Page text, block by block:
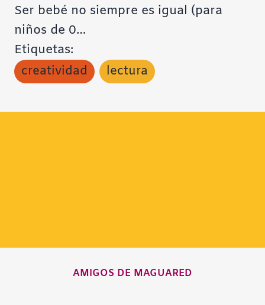
Ser bebé no siempre es igual (para
niños de 0…
Etiquetas:
creatividad
lectura
AMIGOS DE MAGUARED